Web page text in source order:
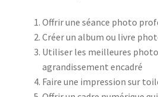
Offrir une séance photo
Créer un album ou livre
Utiliser les meilleures
agrandissement encadré
Faire une impression sur